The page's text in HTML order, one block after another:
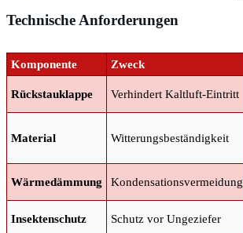
Technische Anforderungen
Komponente Zweck
Rückstauklappe Verhindert Kaltluft-Eintritt
Material Witterungsbeständigkeit
Wärmedämmung Kondensationsvermeidung
Insektenschutz Schutz vor Ungeziefer